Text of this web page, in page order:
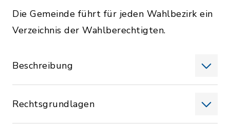
Die Gemeinde führt für jeden Wahlbezirk ein
Verzeichnis der Wahlberechtigten.
Beschreibung
Rechtsgrundlagen